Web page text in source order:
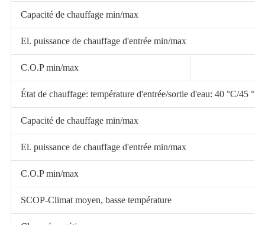
Capacité de chauffage min/max
El. puissance de chauffage d'entrée min/max
C.O.P min/max
État de chauffage: température d'entrée/sortie d'eau: 40 °C/45
Capacité de chauffage min/max
El. puissance de chauffage d'entrée min/max
C.O.P min/max
SCOP-Climat moyen, basse température